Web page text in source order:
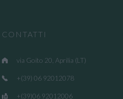
CONTATTI
via Goito 20, Aprilia (LT)
+(39) 06 92012078
+(39)06 92012006